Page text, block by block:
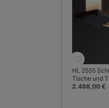
HL 2555
Tische und
2.498,00 €